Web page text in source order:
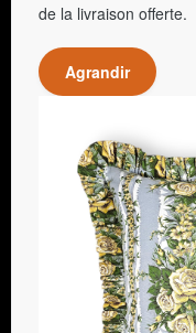
de la livraison offerte.
Agrandir